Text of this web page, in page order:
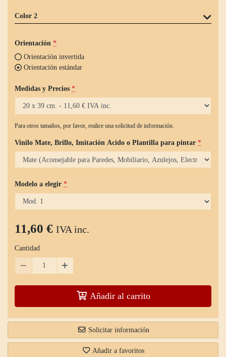
Color 2
Orientación *
Orientación invertida
Orientación estándar
Medidas y Precios *
Para otros tamaños, por favor, realice una solicitud de información.
Vinilo Mate, Brillo, Imitación Acido o Plantilla para pintar *
Modelo a elegir *
11,60 € IVA inc.
Cantidad
Añadir al carrito
Solicitar información
Añadir a favoritos